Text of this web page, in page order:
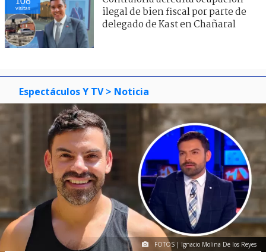
visitas
ilegal de bien fiscal por parte de
delegado de Kast en Chañaral
Espectáculos Y TV > Noticia
FOTOS | Ignacio Molina De los Reyes